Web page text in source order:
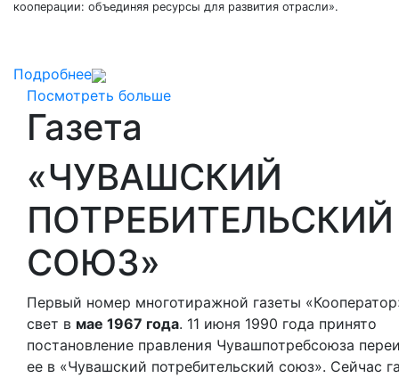
кооперации: объединяя ресурсы для развития отрасли».
Подробнее
Посмотреть больше
Газета
«ЧУВАШСКИЙ
ПОТРЕБИТЕЛЬСКИЙ
СОЮЗ»
Первый номер многотиражной газеты
свет в мае 1967 года. 11 июня 1990 года принято
постановление правления Чувашпотребсоюза
ее в «Чувашский потребительский союз». Сейчас